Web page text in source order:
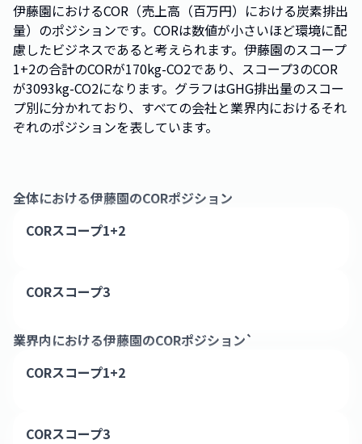
伊藤園におけるCOR（売上高（百万円）における炭素排出
量）のポジションです。CORは数値が小さいほど環境に配
慮したビジネスであると考えられます。伊藤園のスコープ
1+2の合計のCORが170kg-CO2であり、スコープ3のCOR
が3093kg-CO2になります。グラフはGHG排出量のスコー
プ別に分かれており、すべての会社と業界内におけるそれ
ぞれのポジションを表しています。
全体における伊藤園のCORポジション
CORスコープ1+2
CORスコープ3
業界内における伊藤園のCORポジション`
CORスコープ1+2
CORスコープ3